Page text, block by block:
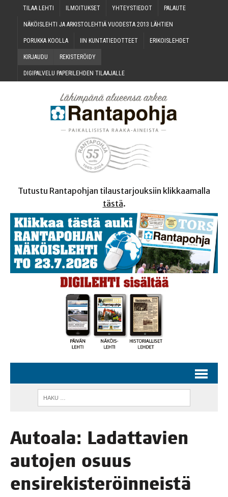
TILAA LEH­TI ILMOI­TUK­SET YHTEYS­TIE­DOT PALAU­TE
NÄKÖIS­LEH­TI JA ARKIS­TO­LEH­TIÄ VUO­DES­TA 2013 LÄHTIEN
PORUK­KA KOOLLA IIN KUN­TA­TIE­DOT­TEET ERI­KOIS­LEH­DET
KIR­JAU­DU REKIS­TE­RÖI­DY
DIGI­PAL­VE­LU PAPE­RI­LEH­DEN TILAAJALLE
Tutustu Rantapohjan tilaustarjouksiin klikkaamalla
tästä.
Autoa­la: Ladat­ta­vien
auto­jen osuus
ensi­re­kis­te­röin­neis­tä